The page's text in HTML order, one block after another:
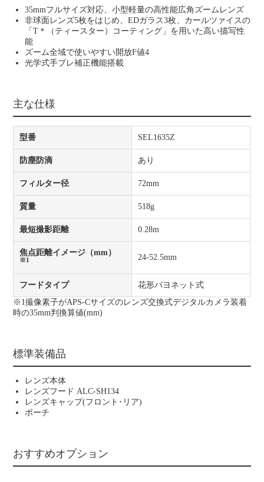
35mmフルサイズ対応、小型軽量の高性能広角ズームレンズ
非球面レンズ5枚をはじめ、EDガラス3枚、カールツァイスの
「T＊（ティースター）コーティング」を用いた高い描写性
能
ズーム全域で使いやすい開放F値4
光学式手ブレ補正機能搭載
主な仕様
型番 SEL1635Z
防塵防滴 あり
フィルター径 72mm
質量 518g
最短撮影距離 0.28m
焦点距離イメージ（mm）
※1 24-52.5mm
フードタイプ
花形バヨネット式
※1撮像素子がAPS-Cサイズのレンズ交換式デジタルカメラ装着
時の35mm判換算値(mm)
標準装備品
レンズ本体
レンズフード ALC-SH134
レンズキャップ(フロント･リア)
ポーチ
おすすめオプション